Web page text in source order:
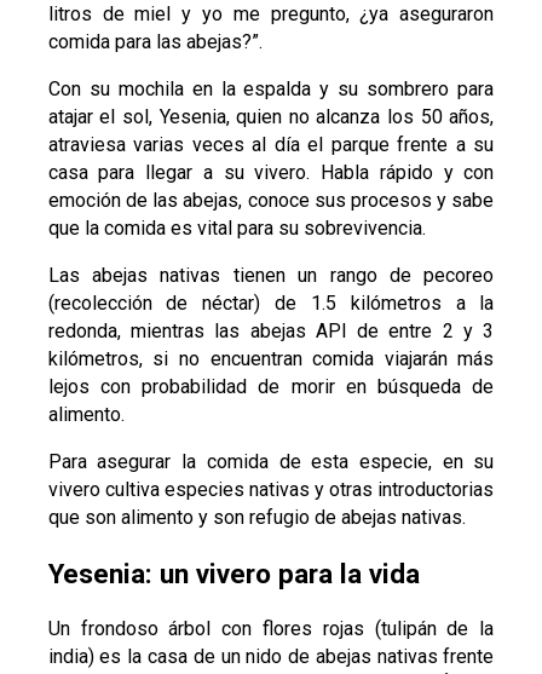
litros de miel y yo me pregunto, ¿ya aseguraron
comida para las abejas?”.
Con su mochila en la espalda y su sombrero para
atajar el sol, Yesenia, quien no alcanza los 50 años,
atraviesa varias veces al día el parque frente a su
casa para llegar a su vivero. Habla rápido y con
emoción de las abejas, conoce sus procesos y sabe
que la comida es vital para su sobrevivencia.
Las abejas nativas tienen un rango de pecoreo
(recolección de néctar) de 1.5 kilómetros a la
redonda, mientras las abejas API de entre 2 y 3
kilómetros, si no encuentran comida viajarán más
lejos con probabilidad de morir en búsqueda de
alimento.
Para asegurar la comida de esta especie, en su
vivero cultiva especies nativas y otras introductorias
que son alimento y son refugio de abejas nativas.
Yesenia: un vivero para la vida
Un frondoso árbol con flores rojas (tulipán de la
india) es la casa de un nido de abejas nativas frente